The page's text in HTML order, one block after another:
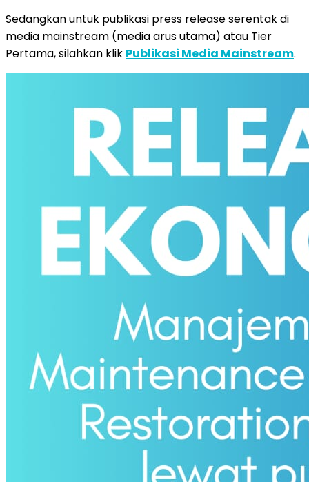
Sedangkan untuk publikasi press release serentak di
media mainstream (media arus utama) atau Tier
Pertama, silahkan klik Publikasi Media Mainstream.